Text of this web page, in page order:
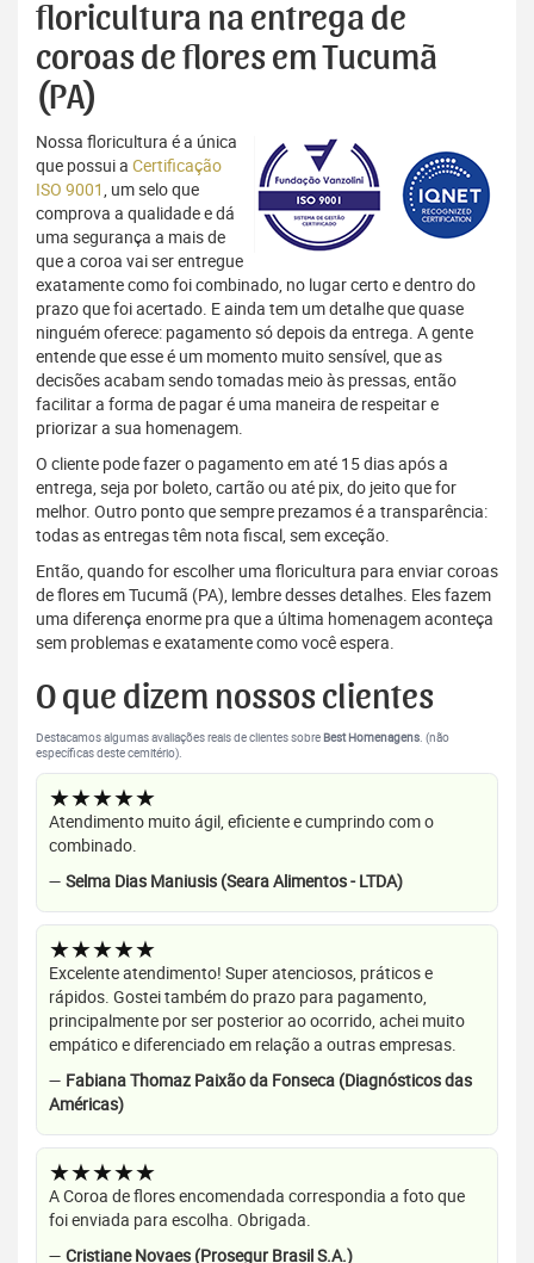
floricultura na entrega de
coroas de flores em Tucumã
(PA)
Nossa floricultura é a única
que possui a Certificação
ISO 9001, um selo que
comprova a qualidade e dá
uma segurança a mais de
que a coroa vai ser entregue
exatamente como foi combinado, no lugar certo e dentro do
prazo que foi acertado. E ainda tem um detalhe que quase
ninguém oferece: pagamento só depois da entrega. A gente
entende que esse é um momento muito sensível, que as
decisões acabam sendo tomadas meio às pressas, então
facilitar a forma de pagar é uma maneira de respeitar e
priorizar a sua homenagem.
O cliente pode fazer o pagamento em até 15 dias após a
entrega, seja por boleto, cartão ou até pix, do jeito que for
melhor. Outro ponto que sempre prezamos é a transparência:
todas as entregas têm nota fiscal, sem exceção.
Então, quando for escolher uma floricultura para enviar coroas
de flores em Tucumã (PA), lembre desses detalhes. Eles fazem
uma diferença enorme pra que a última homenagem aconteça
sem problemas e exatamente como você espera.
O que dizem nossos clientes
Destacamos algumas avaliações reais de clientes sobre Best Homenagens. (não
específicas deste cemitério).
★★★★★
Atendimento muito ágil, eficiente e cumprindo com o
combinado.
— Selma Dias Maniusis (Seara Alimentos - LTDA)
★★★★★
Excelente atendimento! Super atenciosos, práticos e
rápidos. Gostei também do prazo para pagamento,
principalmente por ser posterior ao ocorrido, achei muito
empático e diferenciado em relação a outras empresas.
— Fabiana Thomaz Paixão da Fonseca (Diagnósticos das
Américas)
★★★★★
A Coroa de flores encomendada correspondia a foto que
foi enviada para escolha. Obrigada.
— Cristiane Novaes (Prosegur Brasil S.A.)